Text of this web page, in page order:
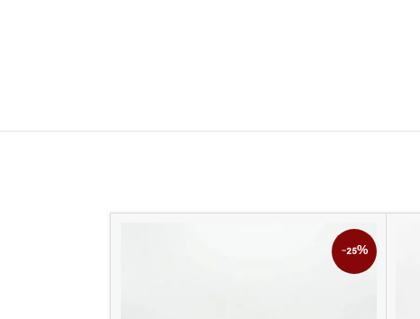
-25%